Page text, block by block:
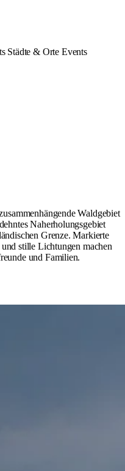
Städte & Orte Events
Waldgebiet
Naherholungsgebiet
Grenze. Markierte
stille Lichtungen machen
und Familien.